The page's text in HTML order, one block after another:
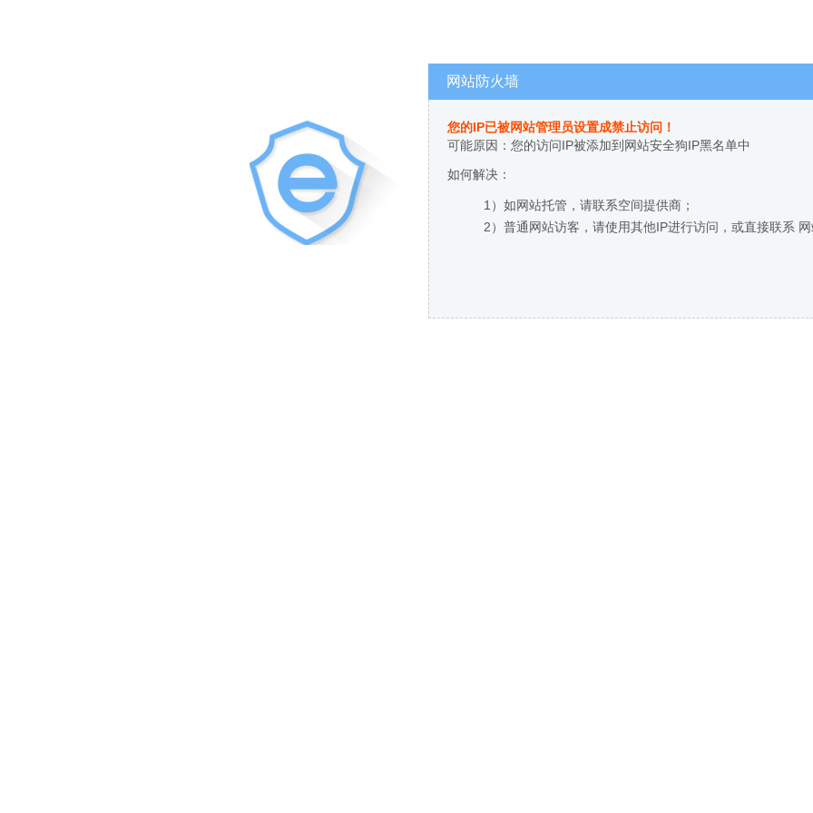
网站防火墙
您的IP已被网站管理员设置成禁止访问！
可能原因：您的访问IP被添加到网站安全狗IP黑名单中
如何解决：
1）如网站托管，请联系空间提供商；
2）普通网站访客，请使用其他IP进行访问，或直接联系 网